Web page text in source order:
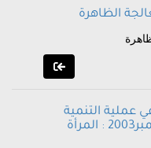
الظاهرة
عملية التنمية
شرم الشيخ 17-19 كانون الأول/ ديسمبر2003 : المرأة